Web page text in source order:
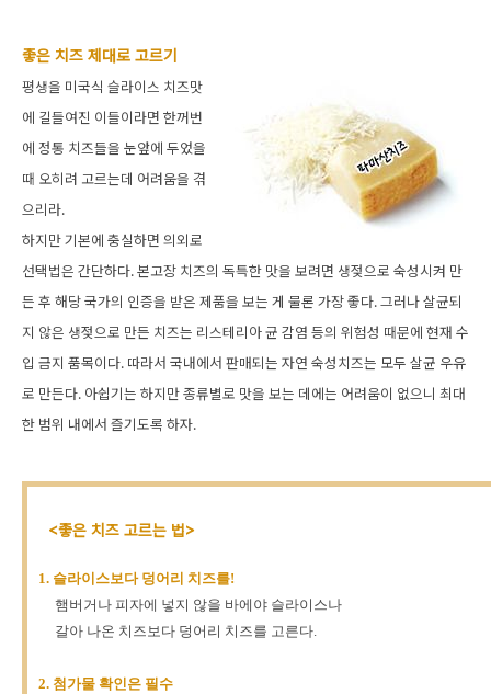
좋은 치즈 제대로 고르기
평생을 미국식 슬라이스 치즈맛
에 길들여진 이들이라면 한꺼번
에 정통 치즈들을 눈앞에 두었을
때 오히려 고르는데 어려움을 겪
으리라.
하지만 기본에 충실하면 의외로
선택법은 간단하다. 본고장 치즈의 독특한 맛을 보려면 생젖으로 숙성시켜 만
든 후 해당 국가의 인증을 받은 제품을 보는 게 물론 가장 좋다. 그러나 살균되
지 않은 생젖으로 만든 치즈는 리스테리아 균 감염 등의 위험성 때문에 현재 수
입 금지 품목이다. 따라서 국내에서 판매되는 자연 숙성치즈는 모두 살균 우유
로 만든다. 아쉽기는 하지만 종류별로 맛을 보는 데에는 어려움이 없으니 최대
한 범위 내에서 즐기도록 하자.
<좋은 치즈 고르는 법>
1. 슬라이스보다 덩어리 치즈를!
햄버거나 피자에 넣지 않을 바에야 슬라이스나
갈아 나온 치즈보다 덩어리 치즈를 고른다.
2. 첨가물 확인은 필수